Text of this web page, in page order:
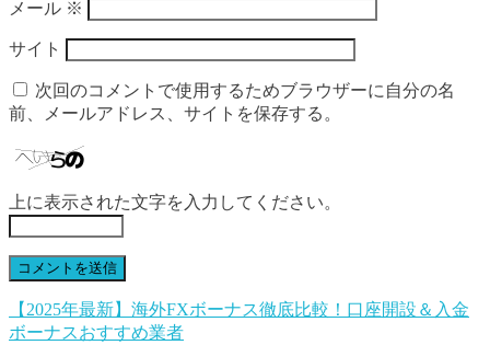
メール ※
サイト
次回のコメントで使用するためブラウザーに自分の名
前、メールアドレス、サイトを保存する。
上に表示された文字を入力してください。
【2025年最新】海外FXボーナス徹底比較！口座開設＆入金
ボーナスおすすめ業者